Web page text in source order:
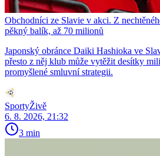
Obchodníci ze Slavie v akci. Z
pěkný balík, až 70 milionů
Japonský obránce Daiki Hashioka ve
přesto z něj klub může vytěžit desítky
promyšlené smluvní strategii.
SportyŽivě
6. 8. 2026, 21:32
3 min